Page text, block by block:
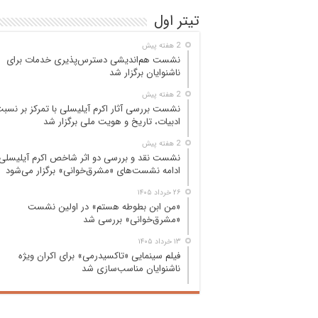
تیتر اول
2 هفته پیش
نشست هم‌اندیشی دسترس‌پذیری خدمات برای
ناشنوایان برگزار شد
2 هفته پیش
نشست بررسی آثار اکرم آیلیسلی با تمرکز بر
ادبیات، تاریخ و هویت ملی برگزار شد
2 هفته پیش
نشست نقد و بررسی دو اثر شاخص اکرم
ادامه نشست‌های «مشرق‌خوانی» برگزار می‌شود
۲۶ خرداد ۱۴۰۵
«من ابن بطوطه هستم» در اولین نشست
«مشرق‌خوانی» بررسی شد
۱۳ خرداد ۱۴۰۵
فیلم سینمایی «تاکسیدرمی» برای اکران ویژه
ناشنوایان مناسب‌سازی شد